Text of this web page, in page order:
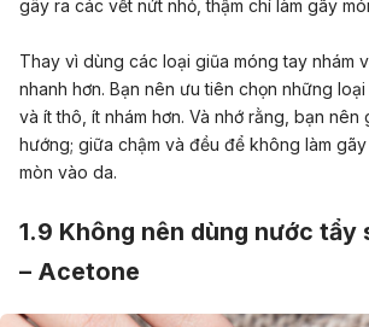
gây ra các vết nứt nhỏ, thậm chí làm gãy
Thay vì dùng các loại giũa móng tay nhám
nhanh hơn. Bạn nên ưu tiên chọn những
và ít thô, ít nhám hơn. Và nhớ rằng, bạn nên
hướng; giữa chậm và đều để không làm
mòn vào da.
1.9 Không nên dùng nước tẩy
– Acetone